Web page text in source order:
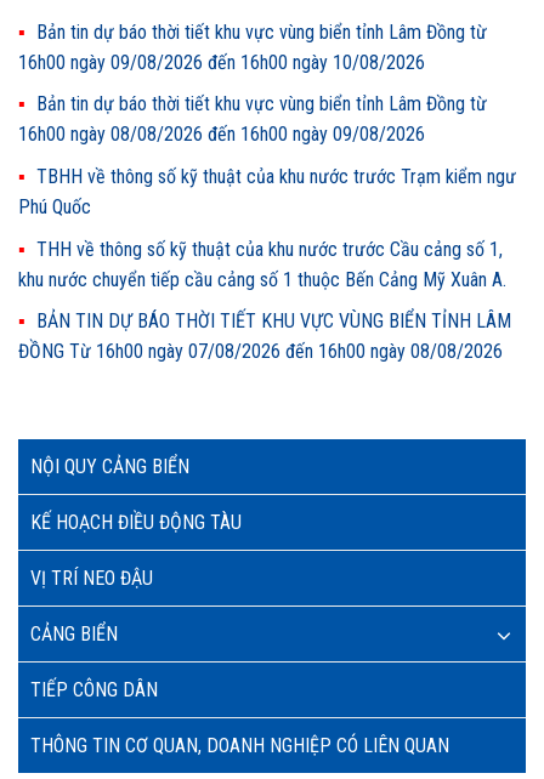
NỘI QUY CẢNG BIỂN
KẾ HOẠCH ĐIỀU ĐỘNG TÀU
VỊ TRÍ NEO ĐẬU
CẢNG BIỂN
TIẾP CÔNG DÂN
THÔNG TIN CƠ QUAN, DOANH NGHIỆP CÓ LIÊN QUAN
Bản tin dự báo thời tiết khu vực vùng biển tỉnh Lâm Đồng từ
16h00 ngày 09/08/2026 đến 16h00 ngày 10/08/2026
Bản tin dự báo thời tiết khu vực vùng biển tỉnh Lâm Đồng từ
16h00 ngày 08/08/2026 đến 16h00 ngày 09/08/2026
TBHH về thông số kỹ thuật của khu nước trước Trạm kiểm ngư
Phú Quốc
THH về thông số kỹ thuật của khu nước trước Cầu cảng số 1,
khu nước chuyển tiếp cầu cảng số 1 thuộc Bến Cảng Mỹ Xuân A.
BẢN TIN DỰ BÁO THỜI TIẾT KHU VỰC VÙNG BIỂN TỈNH LÂM
ĐỒNG Từ 16h00 ngày 07/08/2026 đến 16h00 ngày 08/08/2026